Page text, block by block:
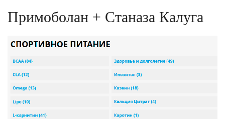
Примоболан + Станаза Калуга